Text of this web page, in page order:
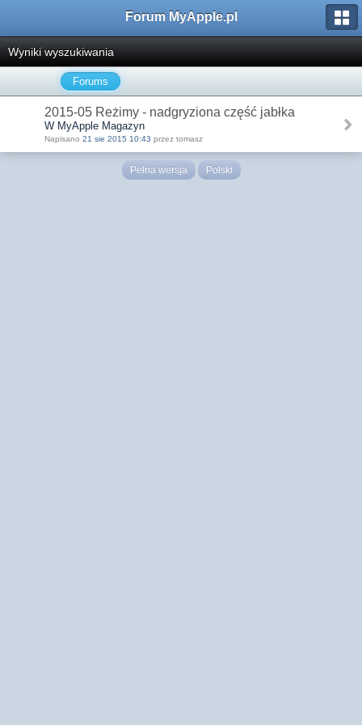
Forum MyApple.pl
Wyniki wyszukiwania
Forums
2015-05 Reżimy - nadgryziona część jabłka
W MyApple Magazyn
Napisano 21 sie 2015 10:43 przez tomasz
Pełna wersja Polski